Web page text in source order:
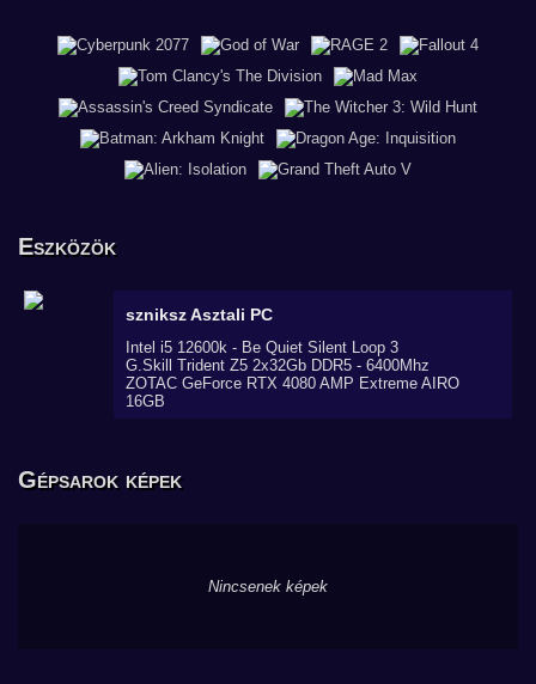
Eszközök
sznikszAsztali PC
Intel i5 12600k - Be Quiet Silent Loop 3
G.Skill Trident Z5 2x32Gb DDR5 - 6400Mhz
ZOTAC GeForce RTX 4080 AMP Extreme AIRO
16GB
Gépsarok képek
Nincsenek képek